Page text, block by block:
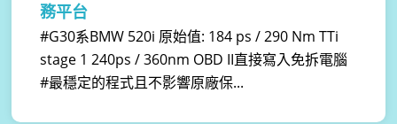
務平台
#G30系BMW 520i 原始值: 184 ps / 290 Nm TTi
stage 1 240ps / 360nm OBD II直接寫入免拆電腦
#最穩定的程式且不影響原廠保...